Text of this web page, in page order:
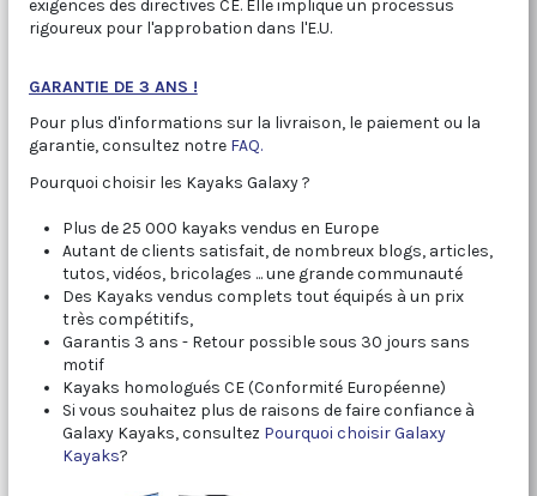
exigences des directives CE. Elle implique un processus
rigoureux pour l'approbation dans l'E.U.
GARANTIE DE 3 ANS !
Pour plus d'informations sur la livraison, le paiement ou la
garantie, consultez notre FAQ.
Pourquoi choisir les Kayaks Galaxy ?
Plus de 25 000 kayaks vendus en Europe
Autant de clients satisfait, de nombreux blogs, articles,
tutos, vidéos, bricolages ... une grande communauté
Des Kayaks vendus complets tout équipés à un prix
très compétitifs,
Garantis 3 ans - Retour possible sous 30 jours sans
motif
Kayaks homologués CE (Conformité Européenne)
Si vous souhaitez plus de raisons de faire confiance à
Galaxy Kayaks, consultez Pourquoi choisir Galaxy
Kayaks?